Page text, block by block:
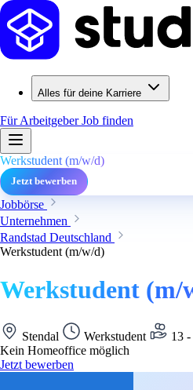
Alles für deine Karriere
Für ArbeitgeberJob finden
Werkstudent (m/w/d)
Jetzt bewerben
Jobbörse
Unternehmen
Randstad Deutschland
Werkstudent (m/w/d)
Werkstudent (m/
Stendal Werkstudent
13
Kein Homeoffice möglich
Jetzt bewerben